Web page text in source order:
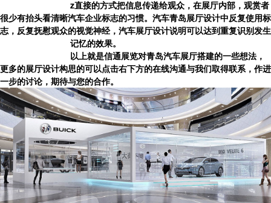
z直接的方式把信息传递给观众，在展厅内部，观赏者
很少有抬头看清晰汽车企业标志的习惯。汽车青岛展厅设计中反复使用标
志，反复抚慰观众的视觉神经，汽车展厅设计说明可以达到重复识别发生
记忆的效果。
以上就是信通展览对青岛汽车展厅搭建的一些想法，
更多的展厅设计构思的可以点击右下方的在线沟通与我们取得联系，作进
一步的讨论，期待与您的合作。